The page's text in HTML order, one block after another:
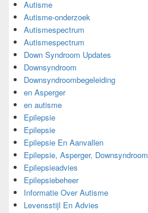
Autisme
Autisme-onderzoek
Autismespectrum
Autismespectrum
Down Syndroom Updates
Downsyndroom
Downsyndroombegeleiding
en Asperger
en autisme
Epilepsie
Epilepsie
Epilepsie En Aanvallen
Epilepsie, Asperger, Downsyndroom
Epilepsieadvies
Epilepsiebeheer
Informatie Over Autisme
Levensstijl En Advies